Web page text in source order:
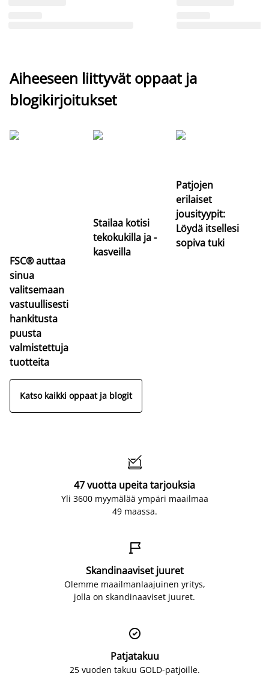
Aiheeseen liittyvät oppaat ja
blogikirjoitukset
FSC® auttaa
sinua
valitsemaan
vastuullisesti
hankitusta
puusta
valmistettuja
tuotteita
Stailaa kotisi
tekokukilla ja -
kasveilla
Patjojen
erilaiset
jousityypit:
Löydä itsellesi
sopiva tuki
Katso kaikki oppaat ja blogit

47 vuotta upeita tarjouksia
Yli 3600 myymälää ympäri maailmaa
49 maassa.

Skandinaaviset juuret
Olemme maailmanlaajuinen yritys,
jolla on skandinaaviset juuret.

Patjatakuu
25 vuoden takuu GOLD-patjoille.